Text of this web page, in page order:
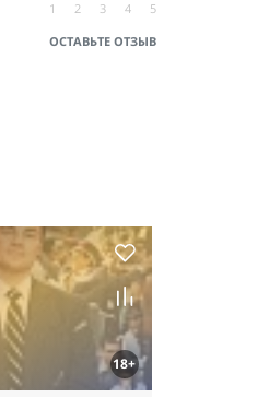
ОСТАВЬТЕ ОТЗЫВ
1 2 3 4 5
18+